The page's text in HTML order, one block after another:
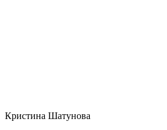
Кристина Шатунова